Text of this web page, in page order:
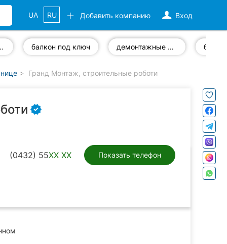
Вход
Добавить компанию
UA RU
ключ» балкон под ключ демонтажные работы
Гранд Монтаж, строительные роботи
(0432) 55XX XX Показать телефон